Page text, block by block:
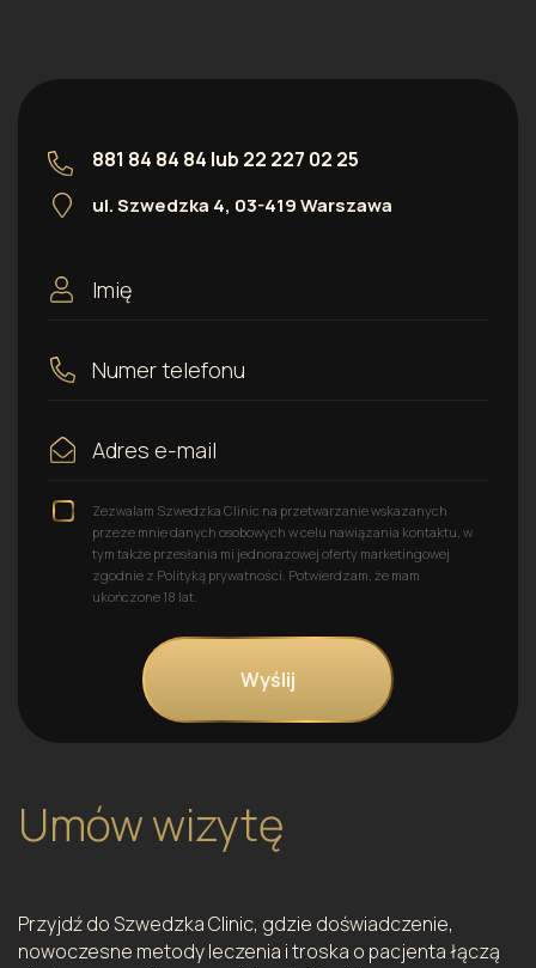
881 84 84 84 lub 22 227 02 25
ul. Szwedzka 4, 03-419 Warszawa
Zezwalam Szwedzka Clinic na przetwarzanie wskazanych
przeze mnie danych osobowych w celu nawiązania kontaktu, w
tym także przesłania mi jednorazowej oferty marketingowej
zgodnie z Polityką prywatności. Potwierdzam, że mam
ukończone 18 lat.
Umów wizytę
Przyjdź do Szwedzka Clinic, gdzie doświadczenie,
nowoczesne metody leczenia i troska o pacjenta łączą